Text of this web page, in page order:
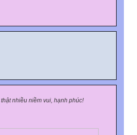
nhiều niềm vui, hạnh phúc!